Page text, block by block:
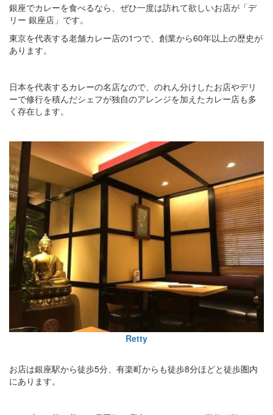
銀座でカレーを食べるなら、ぜひ一度は訪れて欲しいお店が「デ
リー 銀座店」です。
東京を代表する老舗カレー店の1つで、創業から60年以上の歴史が
あります。
日本を代表するカレーの名店なので、のれん分けしたお店やデリ
ーで修行を積んだシェフが独自のアレンジを加えたカレー店も多
く存在します。
Retty
お店は銀座駅から徒歩5分、有楽町からも徒歩8分ほどと徒歩圏内
にあります。